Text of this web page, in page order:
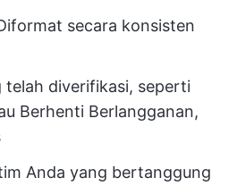
secara konsisten
telah diverifikasi, seperti
Berhenti Berlangganan,
Anda yang bertanggung